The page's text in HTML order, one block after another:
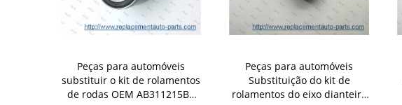
Peças para automóveis
substituir o kit de rolamentos
de rodas OEM AB311215BC
Peças para automóveis
Substituição do kit de
rolamentos do eixo dianteiro